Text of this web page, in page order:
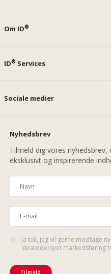
Om ID®
ID® Services
Sociale medier
Nyhedsbrev
Tilmeld dig vores
eksklusivt og inspirerende
Ja tak, jeg vil gerne modtage
skræddersyet markedsføring
Tilmeld